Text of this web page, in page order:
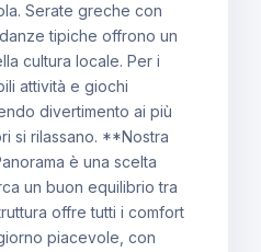
Serate greche con
tipiche offrono un
cultura locale. Per i
attività e giochi
divertimento ai più
si rilassano. **Nostra
è una scelta
un buon equilibrio tra
offre tutti i comfort
piacevole, con